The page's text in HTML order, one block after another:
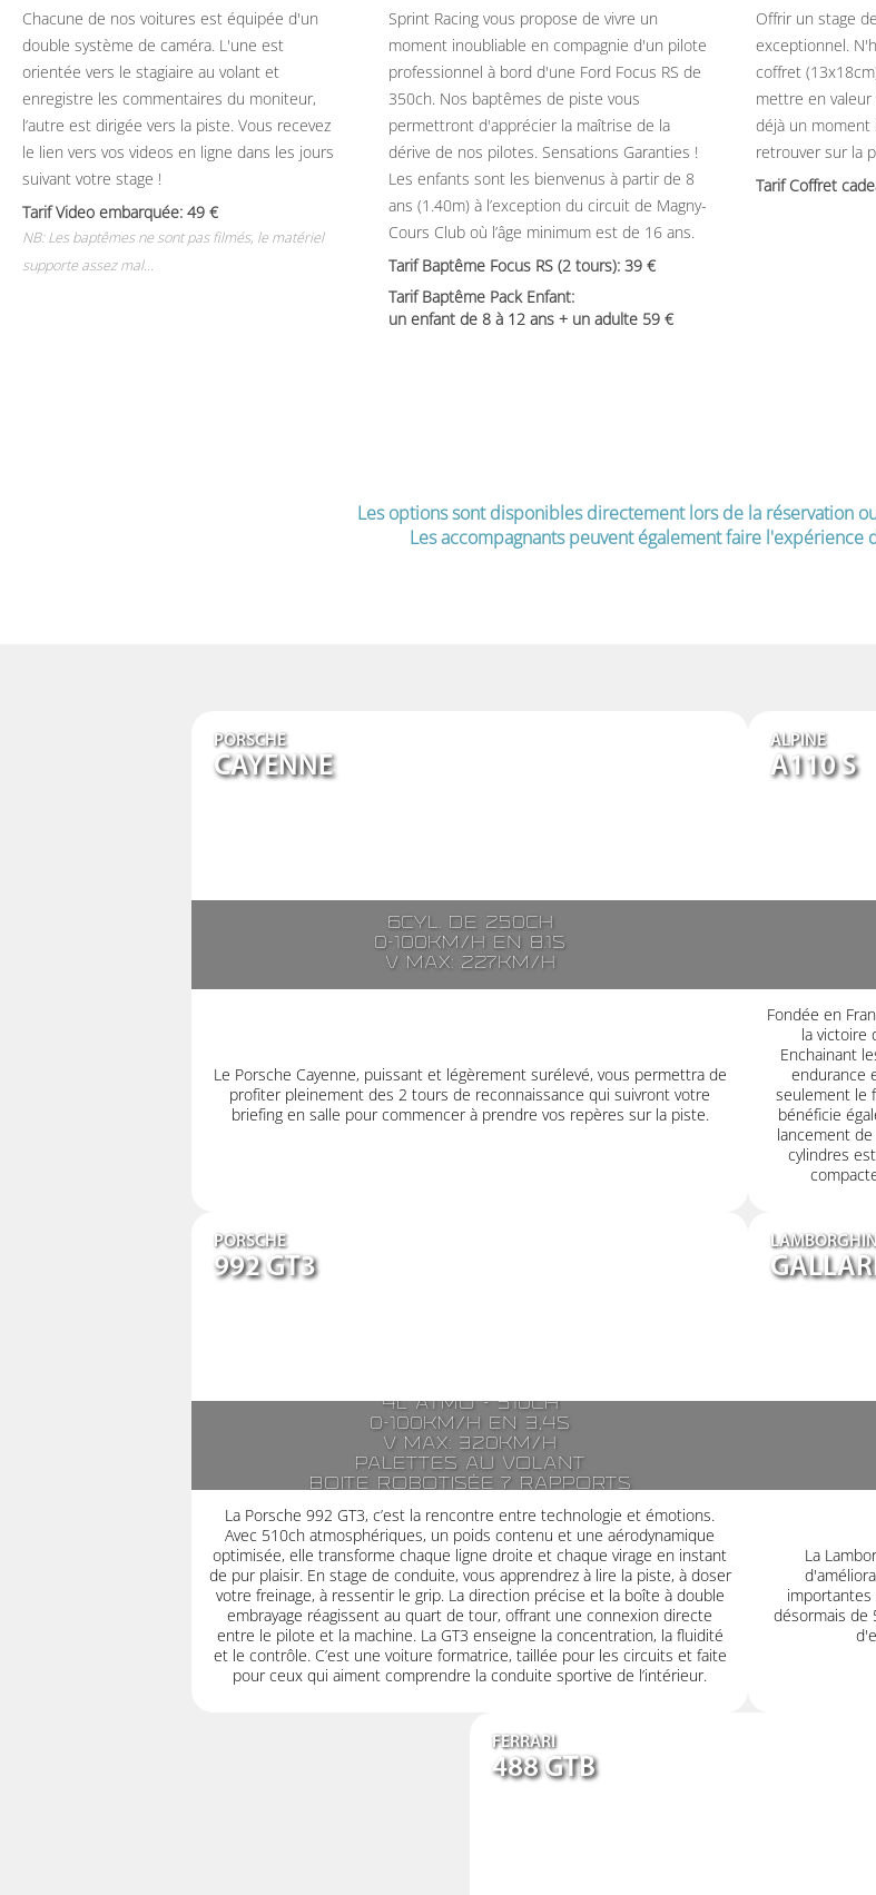
Chacune de nos voitures est équipée d'un
double système de caméra. L'une est
orientée vers le stagiaire au volant et
enregistre les commentaires du moniteur,
l’autre est dirigée vers la piste. Vous recevez
le lien vers vos videos en ligne dans les jours
suivant votre stage !
Tarif Video embarquée: 49
NB: Les baptêmes ne sont pas filmés, le matériel
supporte assez mal...
Sprint Racing vous propose de vivre un
moment inoubliable en compagnie d'un pilote
professionnel à bord d'une Ford Focus RS de
350ch. Nos baptêmes de piste vous
permettront d'apprécier la maîtrise de la
dérive de nos pilotes. Sensations Garanties !
Les enfants sont les bienvenus à partir de 8
ans (1.40m) à l’exception du circuit de Magny-
Cours Club où l’âge minimum est de 16 ans.
Tarif Baptême Focus RS (2 tours): 39
Tarif Baptême Pack Enfant:
un enfant de 8 à 12 ans + un adulte 59
Offrir un stage
exceptionnel.
coffret
mettre en
déjà un moment
retrouver sur la
Tarif Coffret
Les options sont disponibles directement lors de la réservation
Les accompagnants peuvent également faire l'expérience
PORSCHE
CAYENNE
6cyl. de 250ch
0-100km/h en 8.1s
V max: 227km/h
Le Porsche Cayenne, puissant et légèrement surélevé, vous permettra de
profiter pleinement des 2 tours de reconnaissance qui suivront votre
briefing en salle pour commencer à prendre vos repères sur la piste.
ALPINE
A110 S
Fondée en
la victoire
Enchainant
endurance
seulement le
bénéficie
lancement
cylindres
PORSCHE
992 GT3
4l atmo - 510ch
0-100km/h en 3,4s
V max: 320km/h
Palettes au volant
Boite robotisée 7 rapports
à double embrayage
La Porsche 992 GT3, c’est la rencontre entre technologie et émotions.
Avec 510ch atmosphériques, un poids contenu et une aérodynamique
optimisée, elle transforme chaque ligne droite et chaque virage en instant
de pur plaisir. En stage de conduite, vous apprendrez à lire la piste, à doser
votre freinage, à ressentir le grip. La direction précise et la boîte à double
embrayage réagissent au quart de tour, offrant une connexion directe
entre le pilote et la machine. La GT3 enseigne la concentration, la fluidité
et le contrôle. C’est une voiture formatrice, taillée pour les circuits et faite
pour ceux qui aiment comprendre la conduite sportive de l’intérieur.
La
désormais de
FERRARI
488 GTB